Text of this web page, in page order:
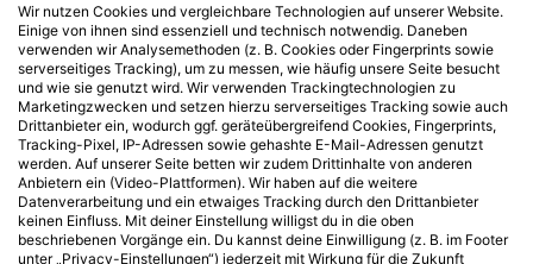
Wir nutzen Cookies und vergleichbare Technologien auf unserer Website.
Einige von ihnen sind essenziell und technisch notwendig. Daneben
verwenden wir Analysemethoden (z. B. Cookies oder Fingerprints sowie
serverseitiges Tracking), um zu messen, wie häufig unsere Seite besucht
und wie sie genutzt wird. Wir verwenden Trackingtechnologien zu
Marketingzwecken und setzen hierzu serverseitiges Tracking sowie auch
Drittanbieter ein, wodurch ggf. geräteübergreifend Cookies, Fingerprints,
Tracking-Pixel, IP-Adressen sowie gehashte E-Mail-Adressen genutzt
werden. Auf unserer Seite betten wir zudem Drittinhalte von anderen
Anbietern ein (Video-Plattformen). Wir haben auf die weitere
Datenverarbeitung und ein etwaiges Tracking durch den Drittanbieter
keinen Einfluss. Mit deiner Einstellung willigst du in die oben
beschriebenen Vorgänge ein. Du kannst deine Einwilligung (z. B. im Footer
unter „Privacy-Einstellungen“) jederzeit mit Wirkung für die Zukunft